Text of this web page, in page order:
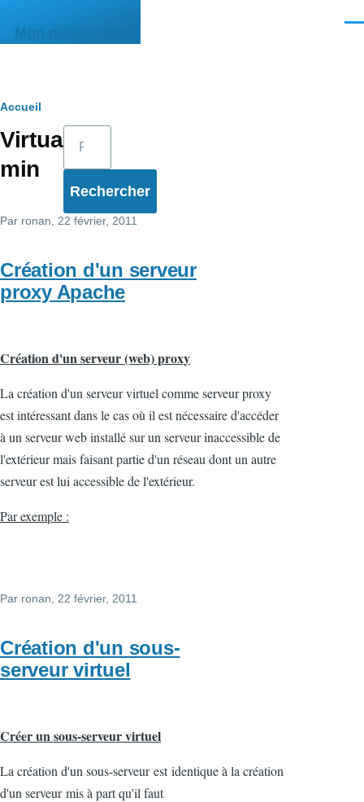
Mon pense-bête
Fil
d'Ariane
Accueil
Virtual
min
Par ronan , 22 février, 2011
Création d'un serveur
proxy Apache
Création d'un serveur (web) proxy
La création d'un serveur virtuel comme serveur proxy
est intéressant dans le cas où il est nécessaire d'accéder
à un serveur web installé sur un serveur inaccessible de
l'extérieur mais faisant partie d'un réseau dont un autre
serveur est lui accessible de l'extérieur.
Par exemple :
Par ronan , 22 février, 2011
Création d'un sous-
serveur virtuel
Créer un sous-serveur virtuel
La création d'un sous-serveurestidentique à la création
d'un serveurmis à part qu'il faut